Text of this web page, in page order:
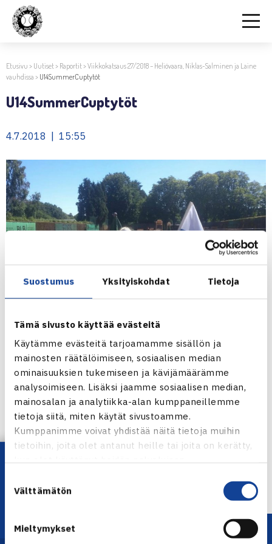
Suostumus Yksityiskohdat Tietoja
Tämä sivusto käyttää evästeitä
Käytämme evästeitä tarjoamamme sisällön ja
mainosten räätälöimiseen, sosiaalisen median
ominaisuuksien tukemiseen ja kävijämäärämme
analysoimiseen. Lisäksi jaamme sosiaalisen median,
mainosalan ja analytiikka-alan kumppaneillemme
tietoja siitä, miten käytät sivustoamme.
Kumppanimme voivat yhdistää näitä tietoja muihin
tietoihin, joita olet antanut heille tai joita on kerätty,
valinta
Välttämätön
Mieltymykset
Etusivu > Uutiset> Raportit>Viikkokatsaus 27/2018 – Heliövaara, Niklas-Salminen ja Laine
vauhdissa > U14SummerCuptytöt
U14SummerCuptytöt
4.7.2018 | 15:55
Jaa:
← Edellinen
Lataa OmaTennis!